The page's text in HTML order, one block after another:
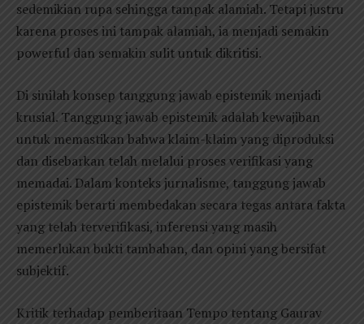
sedemikian rupa sehingga tampak alamiah. Tetapi justru
karena proses ini tampak alamiah, ia menjadi semakin
powerful dan semakin sulit untuk dikritisi.
Di sinilah konsep tanggung jawab epistemik menjadi
krusial. Tanggung jawab epistemik adalah kewajiban
untuk memastikan bahwa klaim-klaim yang diproduksi
dan disebarkan telah melalui proses verifikasi yang
memadai. Dalam konteks jurnalisme, tanggung jawab
epistemik berarti membedakan secara tegas antara fakta
yang telah terverifikasi, inferensi yang masih
memerlukan bukti tambahan, dan opini yang bersifat
subjektif.
Kritik terhadap pemberitaan Tempo tentang Gaurav